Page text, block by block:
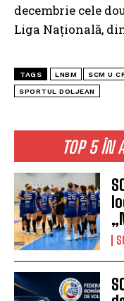
TOP 5 ÎN
decembrie cele
Liga Națională,
TAGS LNBM SCM U
SPORTUL DOLJEAN